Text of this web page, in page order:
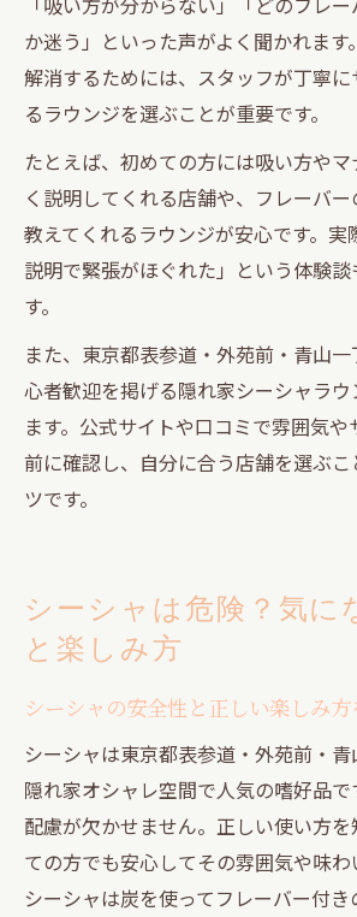
か迷う」といった声がよく聞かれます
解消するためには、スタッフが丁寧
るラウンジを選ぶことが重要です。
たとえば、初めての方には吸い方や
く説明してくれる店舗や、フレーバ
教えてくれるラウンジが安心です。実
説明で緊張がほぐれた」という体験
す。
また、東京都表参道・外苑前・青山
心者歓迎を掲げる隠れ家シーシャラ
ます。公式サイトや口コミで雰囲気
前に確認し、自分に合う店舗を選ぶ
ツです。
シーシャは危険？気に
と楽しみ方
シーシャの安全性と正しい楽しみ方
シーシャは東京都表参道・外苑前・
隠れ家オシャレ空間で人気の嗜好品
配慮が欠かせません。正しい使い方
ての方でも安心してその雰囲気や味わ
シーシャは炭を使ってフレーバー付き